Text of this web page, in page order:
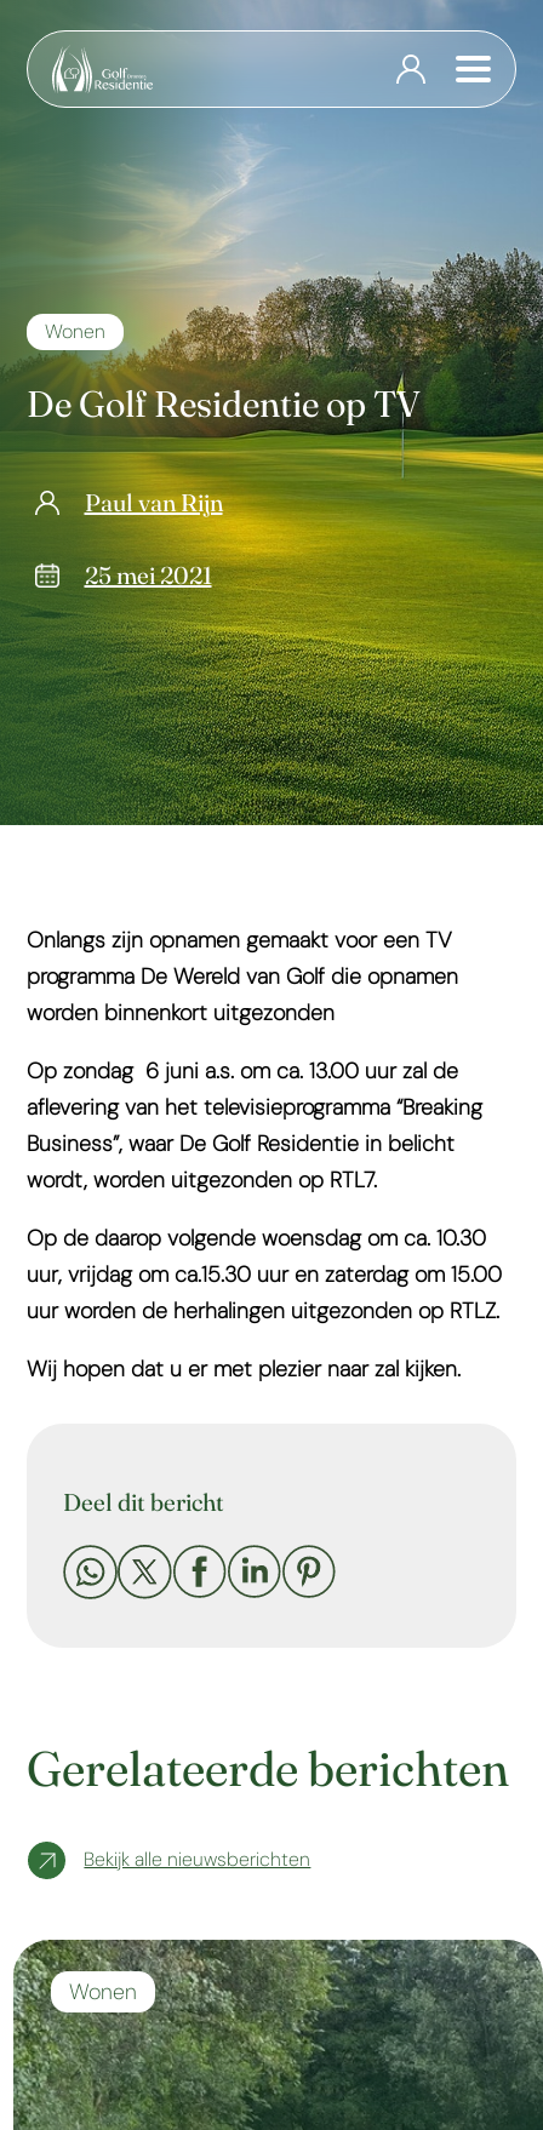
Wonen
De Golf Residentie op TV
Paul van Rijn
25 mei 2021
Onlangs zijn opnamen gemaakt voor een TV
programma De Wereld van Golf die opnamen
worden binnenkort uitgezonden
Op zondag 6 juni a.s. om ca. 13.00 uur zal de
aflevering van het televisieprogramma “Breaking
Business”, waar De Golf Residentie in belicht
wordt, worden uitgezonden op RTL7.
Op de daarop volgende woensdag om ca. 10.30
uur, vrijdag om ca.15.30 uur en zaterdag om 15.00
uur worden de herhalingen uitgezonden op RTLZ.
Wij hopen dat u er met plezier naar zal kijken.
Deel dit bericht
    
Gerelateerde berichten
Bekijk alle nieuwsberichten
Wonen